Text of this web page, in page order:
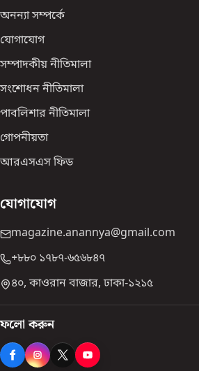
অনন্যা সম্পর্কে
যোগাযোগ
সম্পাদকীয় নীতিমালা
সংশোধন নীতিমালা
পাবলিশার নীতিমালা
গোপনীয়তা
আরএসএস ফিড
যোগাযোগ
magazine.anannya@gmail.com
+৮৮০ ১৭৮৭-৬৫৬৮৪৭
৪০, কাওরান বাজার, ঢাকা-১২১৫
ফলো করুন